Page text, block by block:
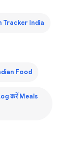
Tracker India
Food
करें Meals